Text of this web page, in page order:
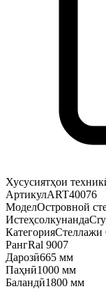
Хусусиятҳои
АртикулART40076
МоделОстровной
Истеҳсолкунанда
КатегорияСтеллажи
РангRal 9007
Дарозӣ665 мм
Паҳнӣ1000 мм
Баландӣ1800 мм